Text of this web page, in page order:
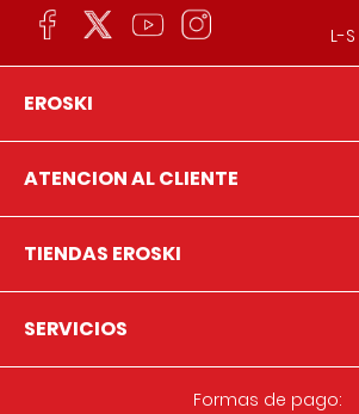
L-
EROSKI
ATENCION AL CLIENTE
TIENDAS EROSKI
SERVICIOS
Formas de pago: